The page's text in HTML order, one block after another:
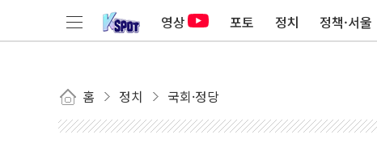
영상 포토 정치 정책·서울
홈 정치 국회·정당